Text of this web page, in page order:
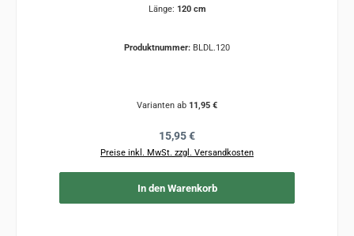
Länge: 120 cm
Produktnummer: BLDL.120
Varianten ab 11,95 €
Regulärer Preis:
15,95 €
Preise inkl. MwSt. zzgl. Versandkosten
In den Warenkorb